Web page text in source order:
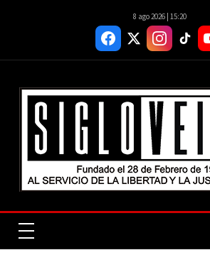
8 ago 2026 | 15:20